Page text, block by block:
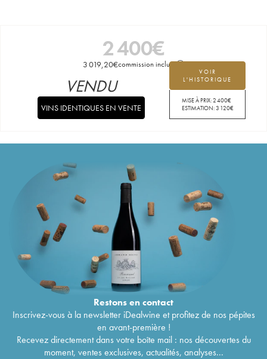
2 400€
3 019,20€commission incluse
VOIR
L'HISTORIQUE
MISE À PRIX:2 400€
ESTIMATION:3 120€
VENDU
VINS IDENTIQUES EN VENTE
Restons encontact
Inscrivez-vous à la newsletter iDealwine et profitez de nos pépites
en avant-première !
Recevez directement dans votre boîte mail : nos découvertes du
moment, ventes exclusives, actualités, analyses...